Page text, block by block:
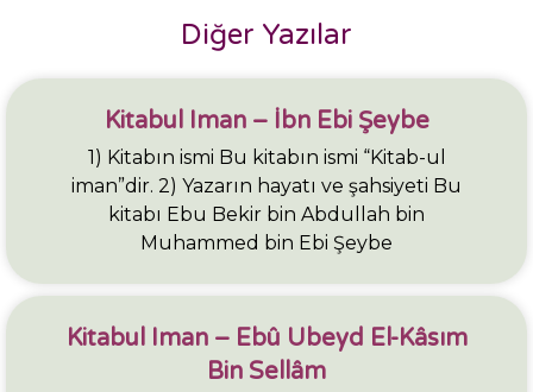
Diğer Yazılar
Kitabul Iman – İbn Ebi Şeybe
1) Kitabın ismi Bu kitabın ismi “Kitab-ul
iman”dir. 2) Yazarın hayatı ve şahsiyeti Bu
kitabı Ebu Bekir bin Abdullah bin
Muhammed bin Ebi Şeybe
Kitabul Iman – Ebû Ubeyd El-Kâsım
Bin Sellâm